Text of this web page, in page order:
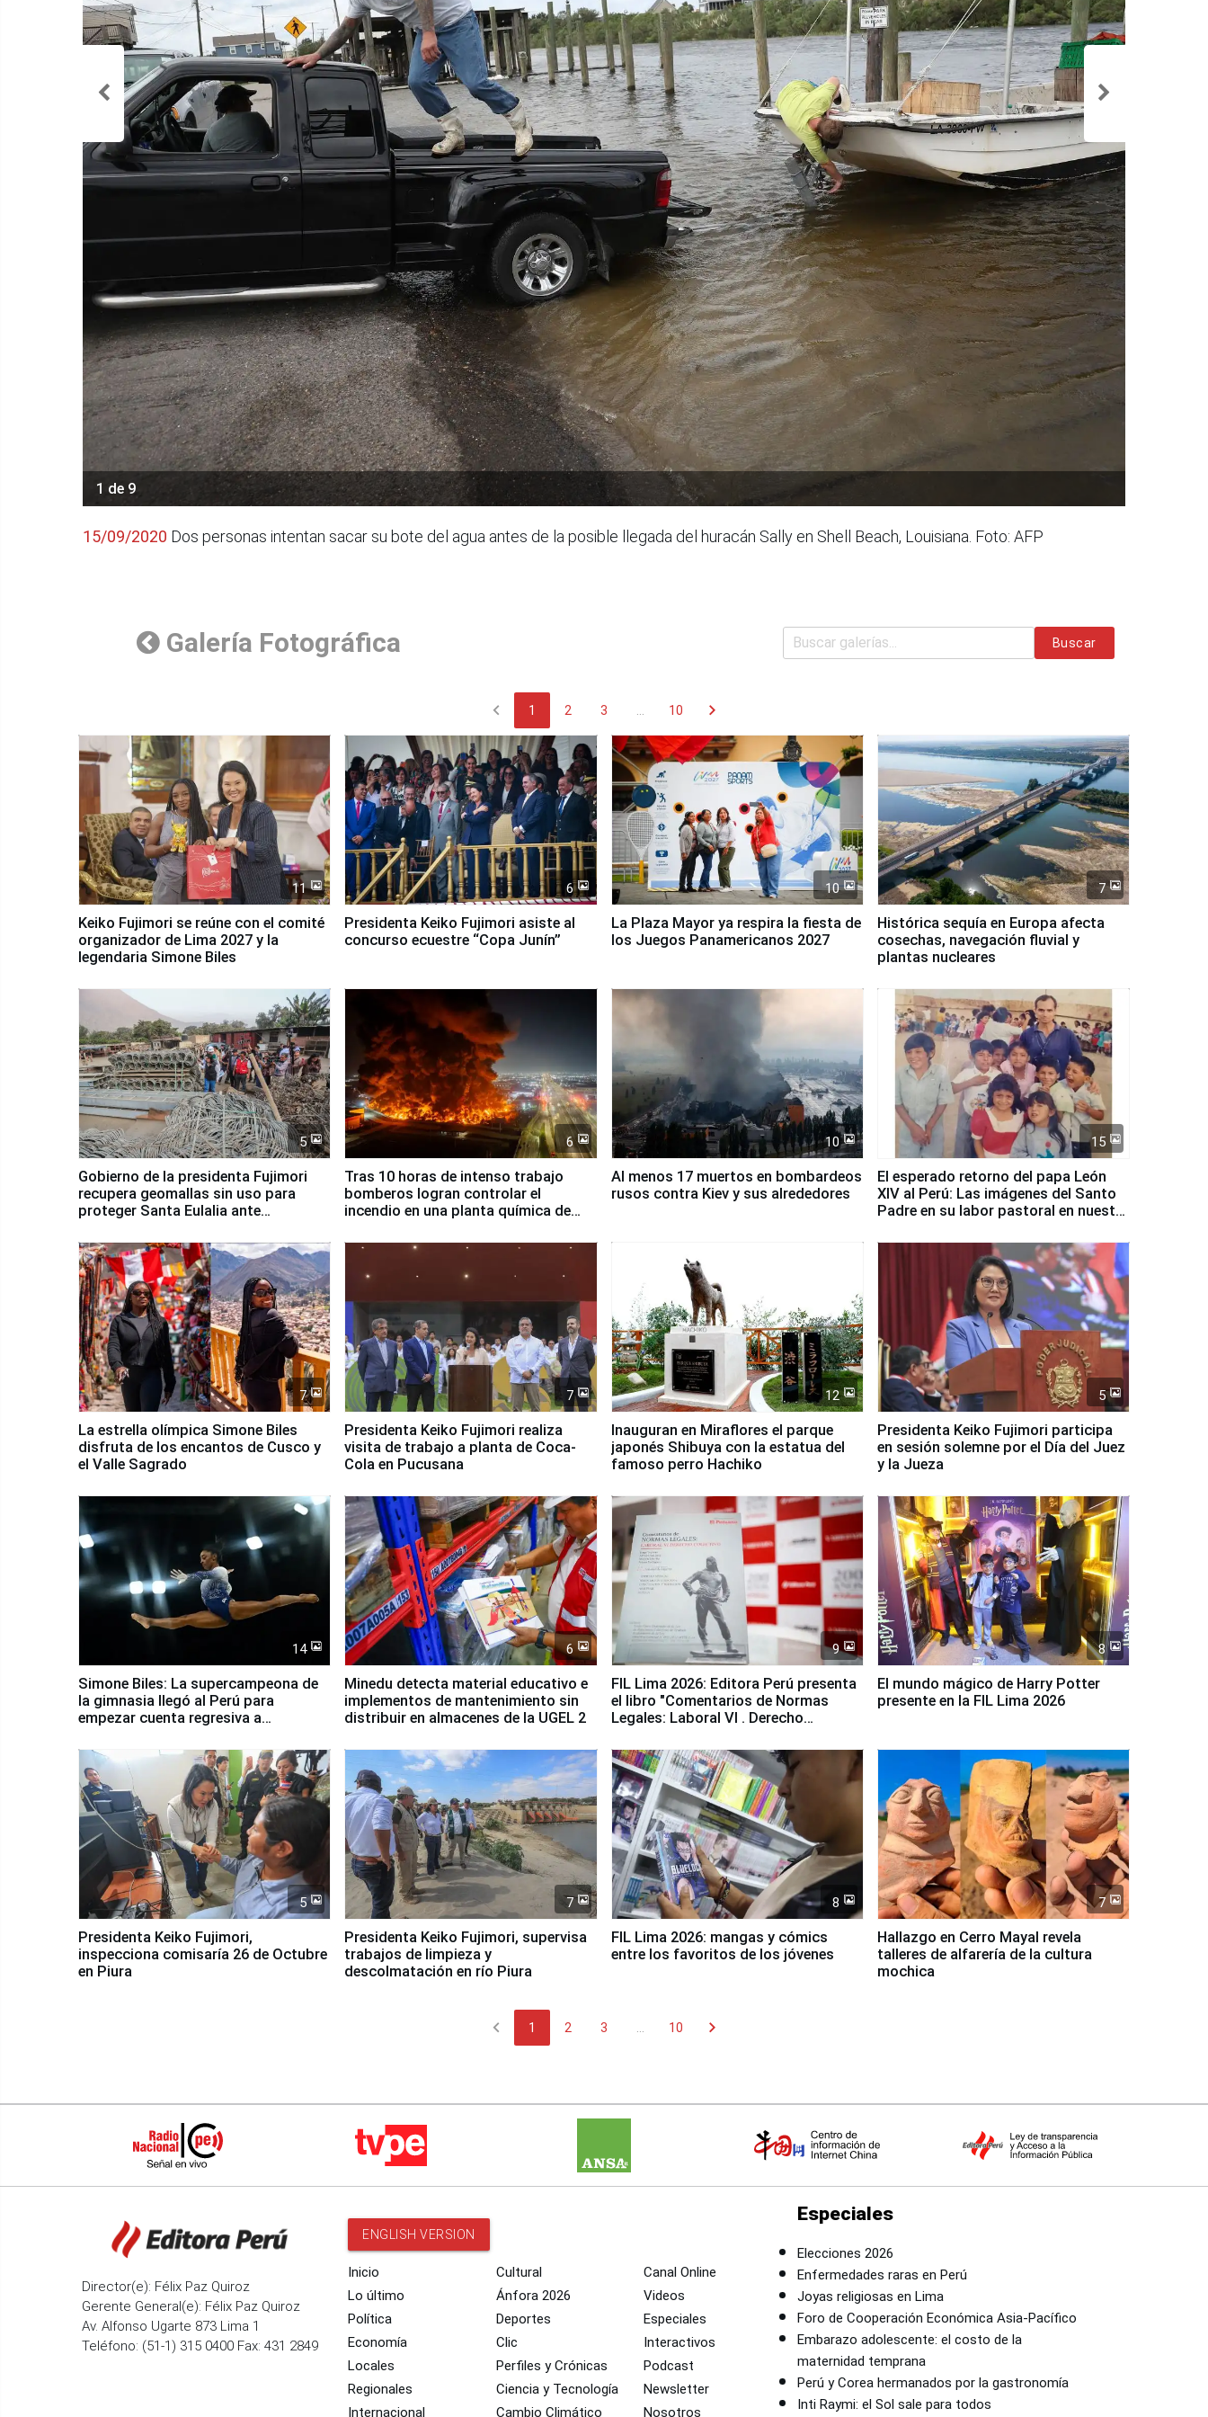
1 de 9
15/09/2020 Dos personas intentan sacar su bote del agua antes de la posible llegada del huracán Sally en Shell Beach, Louisiana. Foto: AFP
Galería Fotográfica Buscar
chevron_left 1 2 3 10 chevron_right
11
Keiko Fujimori se reúne con el comité
organizador de Lima 2027 y la
legendaria Simone Biles
6
Presidenta Keiko Fujimori asiste al
concurso ecuestre “Copa Junín”
10
La Plaza Mayor ya respira la fiesta de
los Juegos Panamericanos 2027
7
Histórica sequía en Europa afecta
cosechas, navegación fluvial y
plantas nucleares
5
Gobierno de la presidenta Fujimori
recupera geomallas sin uso para
proteger Santa Eulalia ante
6
Tras 10 horas de intenso trabajo
bomberos logran controlar el
incendio en una planta química de
10
Al menos 17 muertos en bombardeos
rusos contra Kiev y sus alrededores
15
El esperado retorno del papa León
XIV al Perú: Las imágenes del Santo
Padre en su labor pastoral en nuestro
7
La estrella olímpica Simone Biles
disfruta de los encantos de Cusco y
el Valle Sagrado
7
Presidenta Keiko Fujimori realiza
visita de trabajo a planta de Coca-
Cola en Pucusana
12
Inauguran en Miraflores el parque
japonés Shibuya con la estatua del
famoso perro Hachiko
5
Presidenta Keiko Fujimori participa
en sesión solemne por el Día del Juez
y la Jueza
14
Simone Biles: La supercampeona de
la gimnasia llegó al Perú para
empezar cuenta regresiva a
6
Minedu detecta material educativo e
implementos de mantenimiento sin
distribuir en almacenes de la UGEL 2
9
FIL Lima 2026: Editora Perú presenta
el libro "Comentarios de Normas
Legales: Laboral Vl . Derecho
8
El mundo mágico de Harry Potter
presente en la FIL Lima 2026
5
Presidenta Keiko Fujimori,
inspecciona comisaría 26 de Octubre
en Piura
7
Presidenta Keiko Fujimori, supervisa
trabajos de limpieza y
descolmatación en río Piura
8
FIL Lima 2026: mangas y cómics
entre los favoritos de los jóvenes
7
Hallazgo en Cerro Mayal revela
talleres de alfarería de la cultura
mochica
chevron_left 1 2 3 10 chevron_right
Director(e): Félix Paz Quiroz
Gerente General(e): Félix Paz Quiroz
Av. Alfonso Ugarte 873 Lima 1
Teléfono: (51-1) 315 0400 Fax: 431 2849
ENGLISH VERSION
Inicio
Lo último
Política
Economía
Locales
Regionales
Internacional
Cultural
Ánfora 2026
Deportes
Clic
Perfiles y Crónicas
Ciencia y Tecnología
Cambio Climático
Canal Online
Videos
Especiales
Interactivos
Podcast
Newsletter
Nosotros
Especiales
Elecciones 2026
Enfermedades raras en Perú
Joyas religiosas en Lima
Foro de Cooperación Económica Asia-Pacífico
Embarazo adolescente: el costo de la
maternidad temprana
Perú y Corea hermanados por la gastronomía
Inti Raymi: el Sol sale para todos